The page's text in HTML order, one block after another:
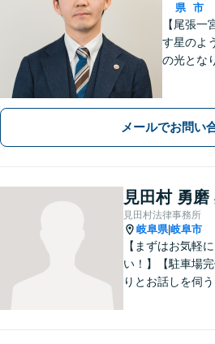
県
市
【尾張
す星のよ
の光とな
拠収集・
ーズにも
メールでお問い
見田村 勇磨
見田村法律事務所
岐阜県|岐阜市
【まずはお気軽
い！】【駐車場
りとお話しを伺う